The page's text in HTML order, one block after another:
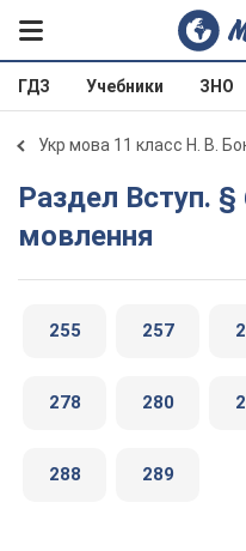
ГДЗ Учебники ЗНО
Укр мова 11 класс Н. В.
Раздел Вступ. § 6. Виразність
мовлення
255 257
278 280
288 289